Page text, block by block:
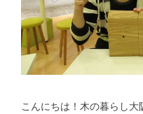
こんにちは！木の暮らし